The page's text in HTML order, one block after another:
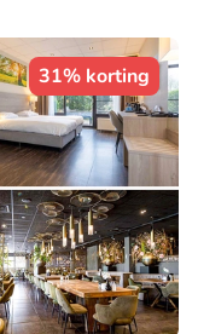
31% korting